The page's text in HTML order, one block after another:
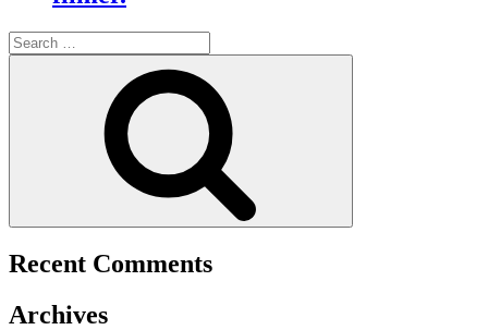
Search
for:
Recent Comments
Archives